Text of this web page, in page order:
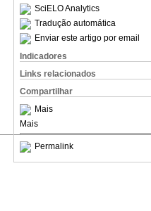
SciELO Analytics
Tradução automática
Enviar este artigo por email
Indicadores
Links relacionados
Compartilhar
Mais
Mais
Permalink